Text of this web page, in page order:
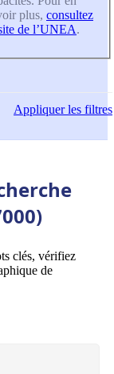
plus, consultez
de l’UNEA.
Appliquerles filtres
clés, vérifiez
de